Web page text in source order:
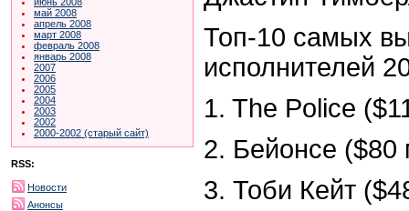
май 2008
апрель 2008
март 2008
февраль 2008
январь 2008
2007
2006
2005
2004
2003
2002
2000-2002 (старый сайт)
RSS:
Новости
Анонсы
Топ-10 самых
исполнителей
1. The Police
2. Бейонсе ($80
3. Тоби Кейт